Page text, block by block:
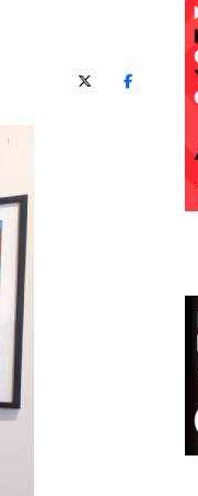
X (Twitter)Facebook